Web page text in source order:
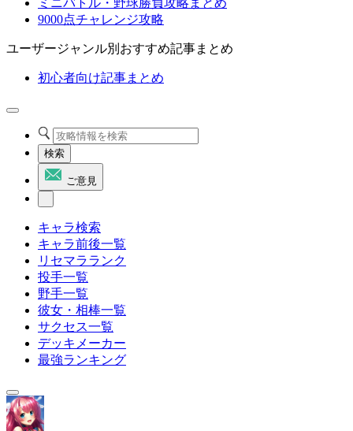
ミニバトル・野球勝負攻略まとめ
9000点チャレンジ攻略
ユーザージャンル別おすすめ記事まとめ
初心者向け記事まとめ
検索
ご意見
キャラ検索
キャラ前後一覧
リセマラランク
投手一覧
野手一覧
彼女・相棒一覧
サクセス一覧
デッキメーカー
最強ランキング